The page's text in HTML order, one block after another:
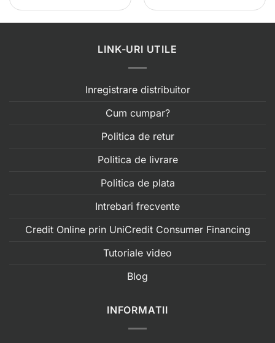
LINK-URI UTILE
Inregistrare distribuitor
Cum cumpar?
Politica de retur
Politica de livrare
Politica de plata
Intrebari frecvente
Credit Online prin UniCredit Consumer Financing
Tutoriale video
Blog
INFORMATII